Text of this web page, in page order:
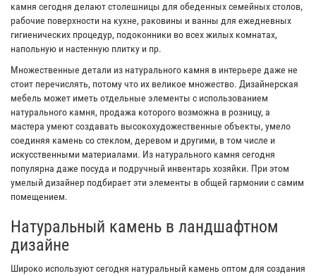
камня сегодня делают столешницы для обеденных семейных столов,
рабочие поверхности на кухне, раковины и ванны для ежедневных
гигиенических процедур, подоконники во всех жилых комнатах,
напольную и настенную плитку и пр.
Множественные детали из натурального камня в интерьере даже не
стоит перечислять, потому что их великое множество. Дизайнерская
мебель может иметь отдельные элементы с использованием
натурального камня, продажа которого возможна в розницу, а
мастера умеют создавать высокохудожественные объекты, умело
соединяя камень со стеклом, деревом и другими, в том числе и
искусственными материалами. Из натурального камня сегодня
популярна даже посуда и подручный инвентарь хозяйки. При этом
умелый дизайнер подбирает эти элементы в общей гармонии с самим
помещением.
Натуральный камень в ландшафтном
дизайне
Широко используют сегодня натуральный камень оптом для создания